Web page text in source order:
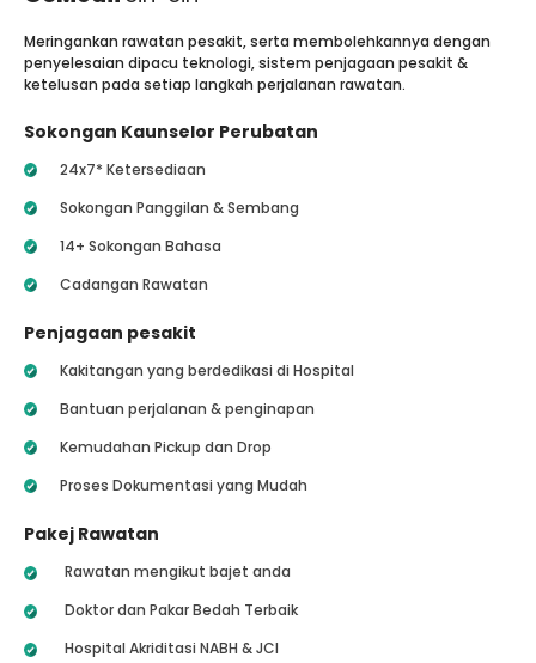
Meringankan rawatan pesakit, serta membolehkannya dengan
penyelesaian dipacu teknologi, sistem penjagaan pesakit &
ketelusan pada setiap langkah perjalanan rawatan.
Sokongan Kaunselor Perubatan
24x7* Ketersediaan
Sokongan Panggilan & Sembang
14+ Sokongan Bahasa
Cadangan Rawatan
Penjagaan pesakit
Kakitangan yang berdedikasi di Hospital
Bantuan perjalanan & penginapan
Kemudahan Pickup dan Drop
Proses Dokumentasi yang Mudah
Pakej Rawatan
Rawatan mengikut bajet anda
Doktor dan Pakar Bedah Terbaik
Hospital Akriditasi NABH & JCI